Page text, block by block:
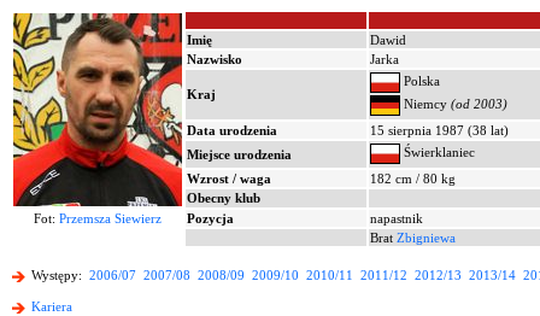
Imię
Dawid
Nazwisko
Jarka
Kraj
Polska
Niemcy (od 2003)
Data urodzenia
15 sierpnia 1987 (38 lat)
Miejsce urodzenia
Świerklaniec
Wzrost / waga
182 cm / 80 kg
Obecny klub
Fot: Przemsza Siewierz Pozycja
napastnik
Brat Zbigniewa
Występy: 2006/07 2007/08 2008/09 2009/10 2010/11 2011/12 2012/13 2013/14
Kariera